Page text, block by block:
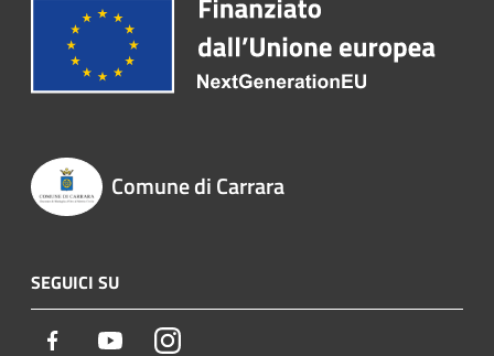
Comune di Carrara
SEGUICI SU
Facebook YoutubeInstagram